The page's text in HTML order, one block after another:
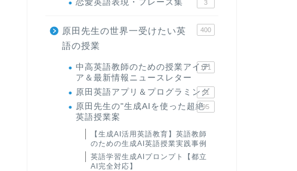
恋愛英語表現・フレーズ集 3
原田先生の世界一受けたい英
語の授業
400
中高英語教師のための授業アイデ
ア＆最新情報ニュースレター
171
原田英語アプリ＆プログラミング
31
原田先生の"生成AIを使った超絶
英語授業案
95
【生成AI活用英語教育】英語教師
のための生成AI英語授業実践事例
英語学習生成AIプロンプト【都立
AI完全対応】